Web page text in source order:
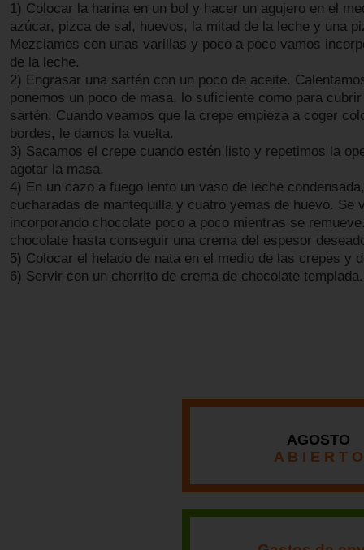
1) Colocar la harina en un bol y hacer un agujero en el
azúcar, pizca de sal, huevos, la mitad de la leche y una
Mezclamos con unas varillas y poco a poco vamos
de la leche.
2) Engrasar una sartén con un poco de aceite.
ponemos un poco de masa, lo suficiente como para
sartén. Cuando veamos que la crepe empieza a coger
bordes, le damos la vuelta.
3) Sacamos el crepe cuando estén listo y repetimos la
agotar la masa.
4) En un cazo a fuego lento un vaso de leche
cucharadas de mantequilla y cuatro yemas de huevo. Se
incorporando chocolate poco a poco mientras se
chocolate hasta conseguir una crema del espesor
5) Colocar el helado de nata en el medio de las crepes y
6) Servir con un chorrito de crema de chocolate templada.
AGOSTO
A B I E R T O